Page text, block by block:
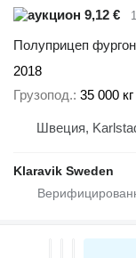
9,12 €
Полуприцеп фургон
2018
Грузопод. 35 000 кг
Швеция,
Klaravik Sweden